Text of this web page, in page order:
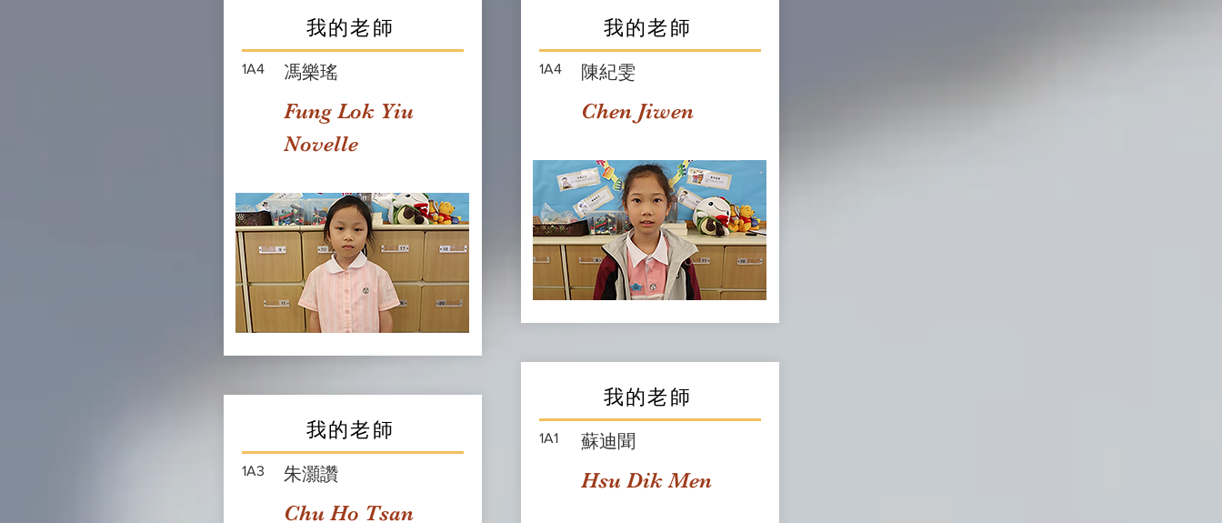
我的老師
1A4 馮樂瑤
Fung Lok Yiu
Novelle
我的老師
1A3 朱灝讚
Chu Ho Tsan
我的老師
1A4 陳紀雯
Chen Jiwen
我的老師
1A1 蘇迪聞
Hsu Dik Men